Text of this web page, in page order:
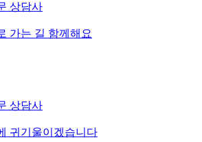
상담사
가는 길 함께해요
상담사
귀기울이겠습니다